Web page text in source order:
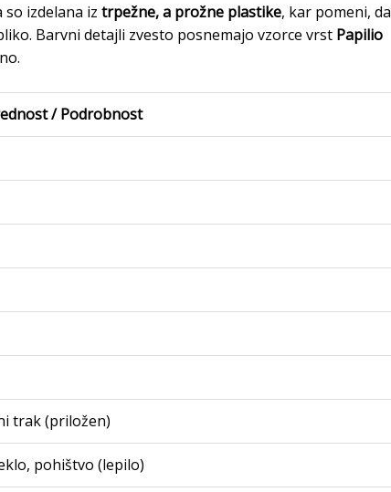
izdelana iz trpežne, a prožne plastike, kar pomeni, da
Barvni detajli zvesto posnemajo vzorce vrst Papilio
/ Podrobnost
trak (priložen)
pohištvo (lepilo)